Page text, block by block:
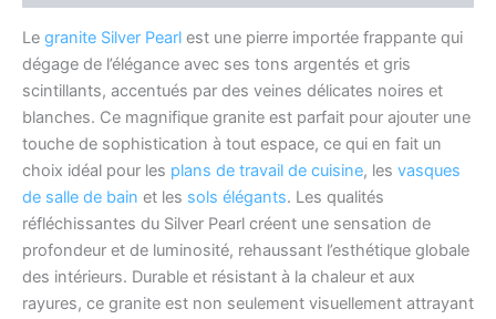
Le granite Silver Pearl est une pierre importée frappante qui
dégage de l’élégance avec ses tons argentés et gris
scintillants, accentués par des veines délicates noires et
blanches. Ce magnifique granite est parfait pour ajouter une
touche de sophistication à tout espace, ce qui en fait un
choix idéal pour les plans de travail de cuisine, les vasques
de salle de bain et les sols élégants. Les qualités
réfléchissantes du Silver Pearl créent une sensation de
profondeur et de luminosité, rehaussant l’esthétique globale
des intérieurs. Durable et résistant à la chaleur et aux
rayures, ce granite est non seulement visuellement attrayant